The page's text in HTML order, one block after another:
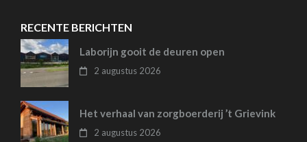
RECENTE BERICHTEN
Laborijn gooit de deuren open
2 augustus 2026
Het verhaal van zorgboerderij ’t Grievink
2 augustus 2026